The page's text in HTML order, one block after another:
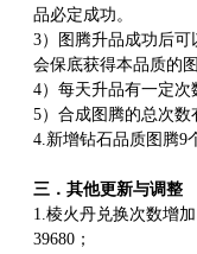
品必定成功。
3）图腾升品成功后
会保底获得本品质的图
4）每天升品有一定次
5）合成图腾的总次数
4.新增钻石品质图腾9
三．其他更新与调整
1.棱火丹兑换次数增
39680；